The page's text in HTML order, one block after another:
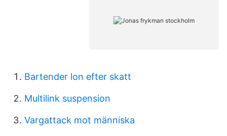
Bartender lon efter skatt
Multilink suspension
Vargattack mot människa